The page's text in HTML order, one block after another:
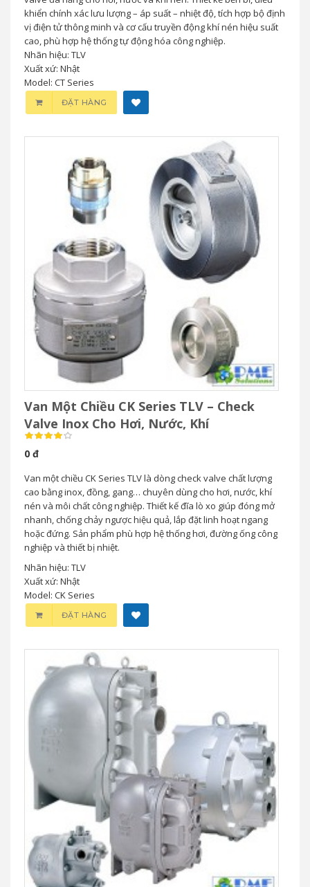
khiển chính xác lưu lượng – áp suất – nhiệt độ, tích hợp bộ định
vị điện tử thông minh và cơ cấu truyền động khí nén hiệu suất
cao, phù hợp hệ thống tự động hóa công nghiệp.
Nhãn hiệu: TLV
Xuất xứ: Nhật
Model: CT Series
ĐẶT HÀNG
Van Một Chiều CK Series TLV – Check
Valve Inox Cho Hơi, Nước, Khí
0 đ
Van một chiều CK Series TLV là dòng check valve chất lượng
cao bằng inox, đồng, gang… chuyên dùng cho hơi, nước, khí
nén và môi chất công nghiệp. Thiết kế đĩa lò xo giúp đóng mở
nhanh, chống chảy ngược hiệu quả, lắp đặt linh hoạt ngang
hoặc đứng. Sản phẩm phù hợp hệ thống hơi, đường ống công
nghiệp và thiết bị nhiệt.
Nhãn hiệu: TLV
Xuất xứ: Nhật
Model: CK Series
ĐẶT HÀNG